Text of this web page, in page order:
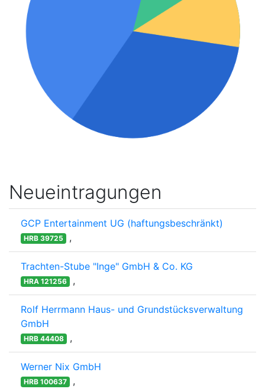
Neueintragungen
GCP Entertainment UG (haftungsbeschränkt)
HRB 39725 ,
Trachten-Stube "Inge" GmbH & Co. KG
HRA 121256 ,
Rolf Herrmann Haus- und Grundstücksverwaltung
GmbH
HRB 44408 ,
Werner Nix GmbH
HRB 100637 ,